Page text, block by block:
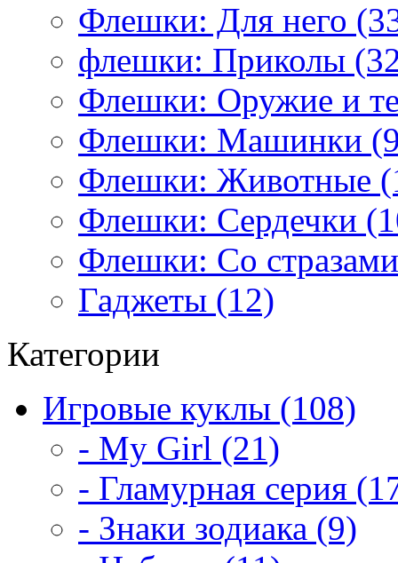
Флешки: Для него
флешки: Приколы
Флешки: Оружие и
Флешки: Машинки
Флешки: Животные
Флешки: Сердечки
Флешки: Со
Гаджеты (12)
Категории
Игровые куклы (108)
- My Girl (21)
- Гламурная серия
- Знаки зодиака (9)